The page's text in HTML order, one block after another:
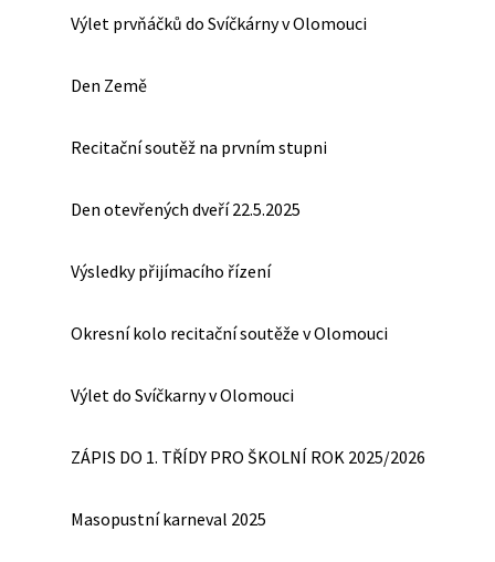
Výlet prvňáčků do Svíčkárny v Olomouci
Den Země
Recitační soutěž na prvním stupni
Den otevřených dveří 22.5.2025
Výsledky přijímacího řízení
Okresní kolo recitační soutěže v Olomouci
Výlet do Svíčkarny v Olomouci
ZÁPIS DO 1. TŘÍDY PRO ŠKOLNÍ ROK 2025/2026
Masopustní karneval 2025